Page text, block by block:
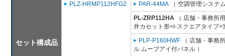
セット構成品
PLZ-HRMP112HFG2
PAR-44MA （ 空調管理システ
PL-ZRP112HA （ 店舗・事務所
井カセット形<i-スクエアタイプ>
PLP-P160HWF （ 店舗・事務
ル ムーブアイ付パネル ）